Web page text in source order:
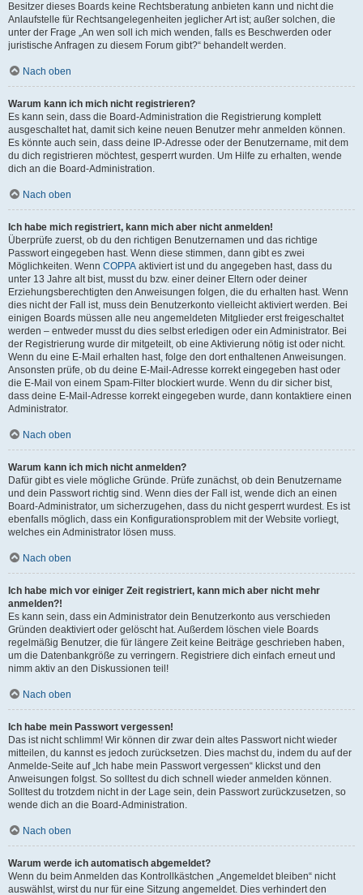
Besitzer dieses Boards keine Rechtsberatung anbieten kann und nicht die
Anlaufstelle für Rechtsangelegenheiten jeglicher Art ist; außer solchen, die
unter der Frage „An wen soll ich mich wenden, falls es Beschwerden oder
juristische Anfragen zu diesem Forum gibt?“ behandelt werden.
Nach oben
Warum kann ich mich nicht registrieren?
Es kann sein, dass die Board-Administration die Registrierung komplett
ausgeschaltet hat, damit sich keine neuen Benutzer mehr anmelden können.
Es könnte auch sein, dass deine IP-Adresse oder der Benutzername, mit dem
du dich registrieren möchtest, gesperrt wurden. Um Hilfe zu erhalten, wende
dich an die Board-Administration.
Nach oben
Ich habe mich registriert, kann mich aber nicht anmelden!
Überprüfe zuerst, ob du den richtigen Benutzernamen und das richtige
Passwort eingegeben hast. Wenn diese stimmen, dann gibt es zwei
Möglichkeiten. Wenn COPPA aktiviert ist und du angegeben hast, dass du
unter 13 Jahre alt bist, musst du bzw. einer deiner Eltern oder deiner
Erziehungsberechtigten den Anweisungen folgen, die du erhalten hast. Wenn
dies nicht der Fall ist, muss dein Benutzerkonto vielleicht aktiviert werden. Bei
einigen Boards müssen alle neu angemeldeten Mitglieder erst freigeschaltet
werden – entweder musst du dies selbst erledigen oder ein Administrator. Bei
der Registrierung wurde dir mitgeteilt, ob eine Aktivierung nötig ist oder nicht.
Wenn du eine E-Mail erhalten hast, folge den dort enthaltenen Anweisungen.
Ansonsten prüfe, ob du deine E-Mail-Adresse korrekt eingegeben hast oder
die E-Mail von einem Spam-Filter blockiert wurde. Wenn du dir sicher bist,
dass deine E-Mail-Adresse korrekt eingegeben wurde, dann kontaktiere einen
Administrator.
Nach oben
Warum kann ich mich nicht anmelden?
Dafür gibt es viele mögliche Gründe. Prüfe zunächst, ob dein Benutzername
und dein Passwort richtig sind. Wenn dies der Fall ist, wende dich an einen
Board-Administrator, um sicherzugehen, dass du nicht gesperrt wurdest. Es ist
ebenfalls möglich, dass ein Konfigurationsproblem mit der Website vorliegt,
welches ein Administrator lösen muss.
Nach oben
Ich habe mich vor einiger Zeit registriert, kann mich aber nicht mehr
anmelden?!
Es kann sein, dass ein Administrator dein Benutzerkonto aus verschieden
Gründen deaktiviert oder gelöscht hat. Außerdem löschen viele Boards
regelmäßig Benutzer, die für längere Zeit keine Beiträge geschrieben haben,
um die Datenbankgröße zu verringern. Registriere dich einfach erneut und
nimm aktiv an den Diskussionen teil!
Nach oben
Ich habe mein Passwort vergessen!
Das ist nicht schlimm! Wir können dir zwar dein altes Passwort nicht wieder
mitteilen, du kannst es jedoch zurücksetzen. Dies machst du, indem du auf der
Anmelde-Seite auf „Ich habe mein Passwort vergessen“ klickst und den
Anweisungen folgst. So solltest du dich schnell wieder anmelden können.
Solltest du trotzdem nicht in der Lage sein, dein Passwort zurückzusetzen, so
wende dich an die Board-Administration.
Nach oben
Warum werde ich automatisch abgemeldet?
Wenn du beim Anmelden das Kontrollkästchen „Angemeldet bleiben“ nicht
auswählst, wirst du nur für eine Sitzung angemeldet. Dies verhindert den